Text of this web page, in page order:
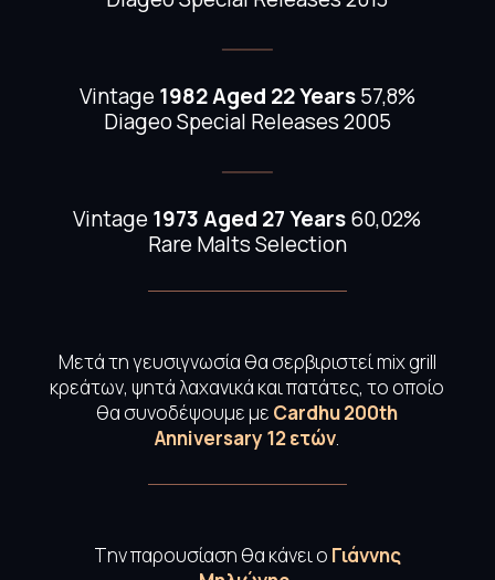
Vintage 1982 Aged 22 Years57,8%
Diageo Special Releases 2005
Vintage 1973 Aged 27 Years60,02%
Rare Malts Selection
Μετά τη γευσιγνωσία θα σερβιριστεί mix grill
κρεάτων, ψητά λαχανικά και πατάτες, το οποίο
θα συνοδέψουμε με Cardhu 200th
Anniversary 12 ετών.
Tην παρουσίαση θα κάνει ο Γιάννης